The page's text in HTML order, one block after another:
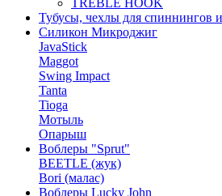
TREBLE HOOK
Тубусы, чехлы для спиннингов
Силикон Микроджиг
JavaStick
Maggot
Swing Impact
Tanta
Tioga
Мотыль
Опарыш
Воблеры "Sprut"
BEETLE (жук)
Bori (малас)
Воблеры Lucky John